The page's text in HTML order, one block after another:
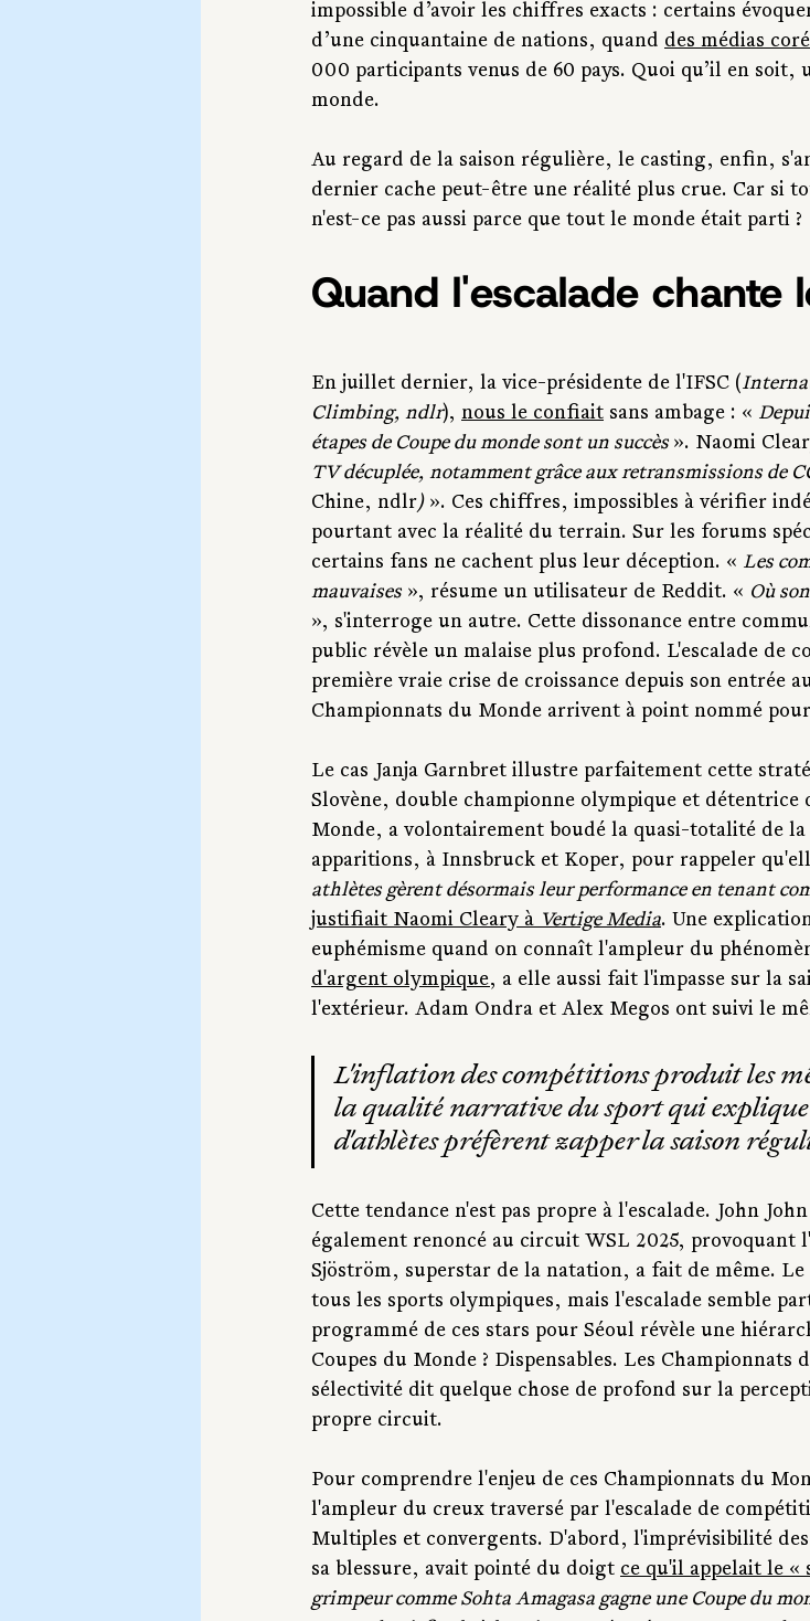
impossible d’avoir les chiffres exacts : certains
d’une cinquantaine de nations, quand des médias
000 participants venus de 60 pays. Quoi qu’il en soit,
monde.
Au regard de la saison régulière, le casting, enfin,
dernier cache peut-être une réalité plus crue. Car si
n'est-ce pas aussi parce que tout le monde était parti ?
Quand l'escalade chante
En juillet dernier, la vice-présidente de l'IFSC (
Climbing, ndlr), nous le confiait sans ambage : «
étapes de Coupe du monde sont un succès ». Naomi
TV décuplée, notamment grâce aux retransmissions de
Chine, ndlr) ». Ces chiffres, impossibles à vérifier
pourtant avec la réalité du terrain. Sur les forums
certains fans ne cachent plus leur déception. « Les
mauvaises », résume un utilisateur de Reddit. « Où
», s'interroge un autre. Cette dissonance entre
public révèle un malaise plus profond. L'escalade de
première vraie crise de croissance depuis son entrée
Championnats du Monde arrivent à point nommé
Le cas Janja Garnbret illustre parfaitement cette
Slovène, double championne olympique et détentrice
Monde, a volontairement boudé la quasi-totalité de la
apparitions, à Innsbruck et Koper, pour rappeler
athlètes gèrent désormais leur performance en tenant
justifiait Naomi Cleary à Vertige Media. Une
euphémisme quand on connaît l'ampleur du
d'argent olympique, a elle aussi fait l'impasse sur la
l'extérieur. Adam Ondra et Alex Megos ont suivi le
L'inflation des compétitions produit les
la qualité narrative du sport qui
d'athlètes préfèrent zapper la saison
Cette tendance n'est pas propre à l'escalade. John
également renoncé au circuit WSL 2025, provoquant
Sjöström, superstar de la natation, a fait de même. Le
tous les sports olympiques, mais l'escalade semble
programmé de ces stars pour Séoul révèle une
Coupes du Monde ? Dispensables. Les
sélectivité dit quelque chose de profond sur la
propre circuit.
Pour comprendre l'enjeu de ces Championnats du
l'ampleur du creux traversé par l'escalade de
Multiples et convergents. D'abord, l'imprévisibilité
sa blessure, avait pointé du doigt ce qu'il appelait le «
grimpeur comme Sohta Amagasa gagne une Coupe du